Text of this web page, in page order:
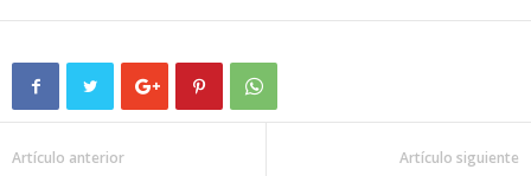
Artículo anterior Artículo siguiente